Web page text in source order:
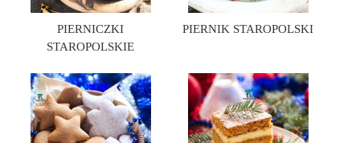
PIERNICZKI
STAROPOLSKIE
PIERNIK STAROPOLSKI